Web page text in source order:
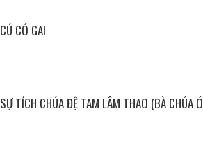
CÚ CÓ GAI
SỰ TÍCH CHÚA ĐỆ TAM LÂM THAO (BÀ CHÚA